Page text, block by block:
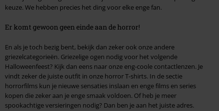
keuze. We hebben precies het ding voor elke enge fan.
Er komt gewoon geen einde aan de horror!
En als je toch bezig bent, bekijk dan zeker ook onze andere
griezelcategorieën. Griezelige ogen nodig voor het volgende
Halloweenfeest? Kijk dan eens naar onze eng-coole contactlenzen. Je
vindt zeker de juiste outfit in onze horror T-shirts. In de sectie
horrorfilms kun je nieuwe sensaties inslaan en enge films en series
kopen die zeker aan je enge smaak voldoen. Of heb je meer
spookachtige versieringen nodig? Dan ben je aan het juiste adres.